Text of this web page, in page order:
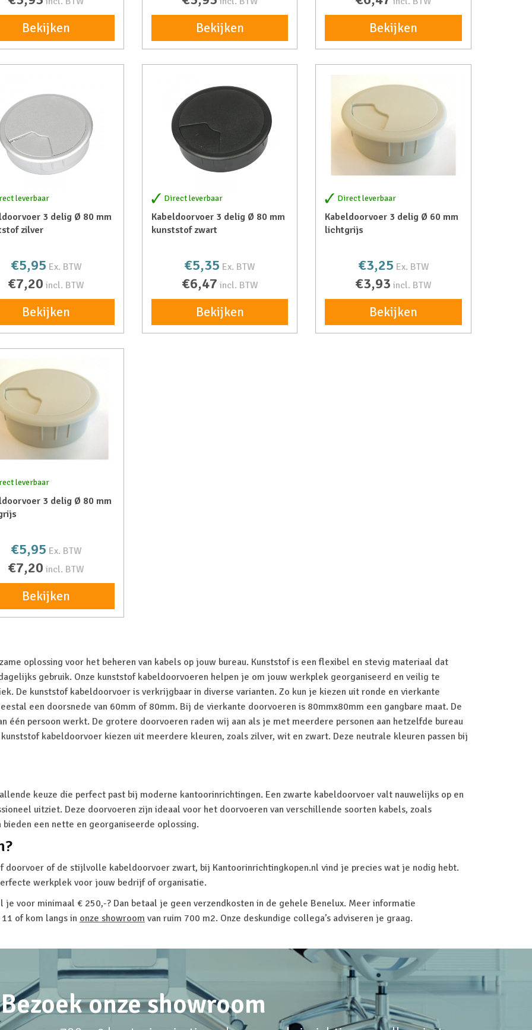
Bekijken Bekijken Bekijken
leverbaar
3 delig Ø 80 mm
zilver
€5,95 Ex. BTW
€7,20 incl. BTW
Bekijken
Direct leverbaar
Kabeldoorvoer 3 delig Ø 80 mm
kunststof zwart
€5,35 Ex. BTW
€6,47 incl. BTW
Bekijken
Direct leverbaar
Kabeldoorvoer 3 delig Ø 60 mm
lichtgrijs
€3,25 Ex. BTW
€3,93 incl. BTW
Bekijken
leverbaar
3 delig Ø 80 mm
€5,95 Ex. BTW
€7,20 incl. BTW
Bekijken
oplossing voor het beheren van kabels op jouw bureau. Kunststof is een flexibel en stevig materiaal dat
gebruik. Onze kunststof kabeldoorvoeren helpen je om jouw werkplek georganiseerd en veilig te
De kunststof kabeldoorvoer is verkrijgbaar in diverse varianten. Zo kun je kiezen uit ronde en vierkante
een doorsnede van 60mm of 80mm. Bij de vierkante doorvoeren is 80mmx80mm een gangbare maat. De
één persoon werkt. De grotere doorvoeren raden wij aan als je met meerdere personen aan hetzelfde bureau
kabeldoorvoer kiezen uit meerdere kleuren, zoals zilver, wit en zwart. Deze neutrale kleuren passen bij
keuze die perfect past bij moderne kantoorinrichtingen. Een zwarte kabeldoorvoer valt nauwelijks op en
uitziet. Deze doorvoeren zijn ideaal voor het doorvoeren van verschillende soorten kabels, zoals
een nette en georganiseerde oplossing.
doorvoer of de stijlvolle kabeldoorvoer zwart, bij Kantoorinrichtingkopen.nl vind je precies wat je nodig hebt.
werkplek voor jouw bedrijf of organisatie.
voor minimaal € 250,-? Dan betaal je geen verzendkosten in de gehele Benelux. Meer informatie
of kom langs in onze showroom van ruim 700 m2. Onze deskundige collega’s adviseren je graag.
Bezoek onze showroom